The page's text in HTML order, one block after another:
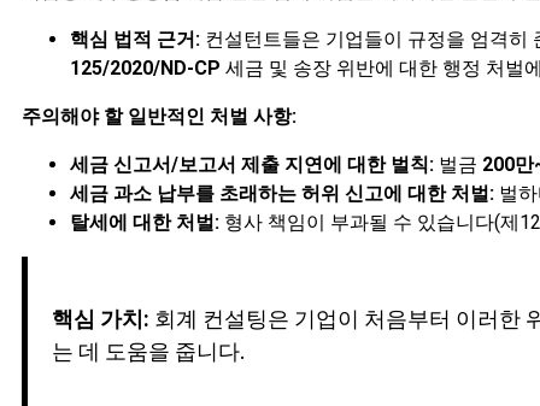
핵심 법적 근거: 컨설턴트들은 기업들이 규정을 엄격히
125/2020/ND-CP 세금 및 송장 위반에 대한 행정 처벌
주의해야 할 일반적인 처벌 사항:
세금 신고서/보고서 제출 지연에 대한 벌칙: 벌금 200만
세금 과소 납부를 초래하는 허위 신고에 대한 처벌: 벌
탈세에 대한 처벌: 형사 책임이 부과될 수 있습니다(제
핵심 가치: 회계 컨설팅은 기업이 처음부터 이러한
는 데 도움을 줍니다.